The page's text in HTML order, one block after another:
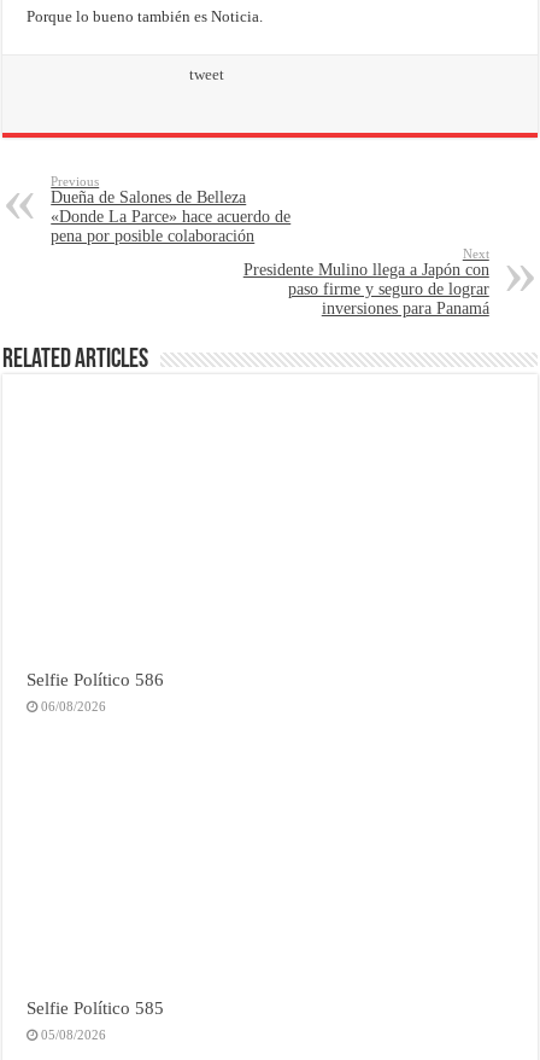
Porque lo bueno también es Noticia.
tweet
Previous
Dueña de Salones de Belleza
«Donde La Parce» hace acuerdo de
pena por posible colaboración
Next
Presidente Mulino llega a Japón con
paso firme y seguro de lograr
inversiones para Panamá
Related Articles
Selfie Político 586
06/08/2026
Selfie Político 585
05/08/2026